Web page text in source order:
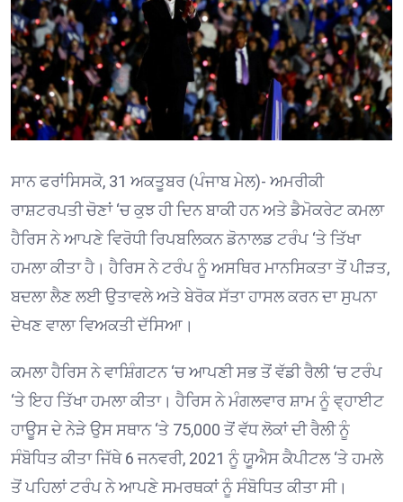
ਸਾਨ ਫਰਾਂਸਿਸਕੋ, 31 ਅਕਤੂਬਰ (ਪੰਜਾਬ ਮੇਲ)- ਅਮਰੀਕੀ
ਰਾਸ਼ਟਰਪਤੀ ਚੋਣਾਂ ‘ਚ ਕੁਝ ਹੀ ਦਿਨ ਬਾਕੀ ਹਨ ਅਤੇ ਡੈਮੋਕਰੇਟ ਕਮਲਾ
ਹੈਰਿਸ ਨੇ ਆਪਣੇ ਵਿਰੋਧੀ ਰਿਪਬਲਿਕਨ ਡੋਨਾਲਡ ਟਰੰਪ ‘ਤੇ ਤਿੱਖਾ
ਹਮਲਾ ਕੀਤਾ ਹੈ। ਹੈਰਿਸ ਨੇ ਟਰੰਪ ਨੂੰ ਅਸਥਿਰ ਮਾਨਸਿਕਤਾ ਤੋਂ ਪੀੜਤ,
ਬਦਲਾ ਲੈਣ ਲਈ ਉਤਾਵਲੇ ਅਤੇ ਬੇਰੋਕ ਸੱਤਾ ਹਾਸਲ ਕਰਨ ਦਾ ਸੁਪਨਾ
ਦੇਖਣ ਵਾਲਾ ਵਿਅਕਤੀ ਦੱਸਿਆ।
ਕਮਲਾ ਹੈਰਿਸ ਨੇ ਵਾਸ਼ਿੰਗਟਨ ‘ਚ ਆਪਣੀ ਸਭ ਤੋਂ ਵੱਡੀ ਰੈਲੀ ‘ਚ ਟਰੰਪ
‘ਤੇ ਇਹ ਤਿੱਖਾ ਹਮਲਾ ਕੀਤਾ। ਹੈਰਿਸ ਨੇ ਮੰਗਲਵਾਰ ਸ਼ਾਮ ਨੂੰ ਵ੍ਹਾਈਟ
ਹਾਊਸ ਦੇ ਨੇੜੇ ਉਸ ਸਥਾਨ ‘ਤੇ 75,000 ਤੋਂ ਵੱਧ ਲੋਕਾਂ ਦੀ ਰੈਲੀ ਨੂੰ
ਸੰਬੋਧਿਤ ਕੀਤਾ ਜਿੱਥੇ 6 ਜਨਵਰੀ, 2021 ਨੂੰ ਯੂਐਸ ਕੈਪੀਟਲ ‘ਤੇ ਹਮਲੇ
ਤੋਂ ਪਹਿਲਾਂ ਟਰੰਪ ਨੇ ਆਪਣੇ ਸਮਰਥਕਾਂ ਨੂੰ ਸੰਬੋਧਿਤ ਕੀਤਾ ਸੀ।